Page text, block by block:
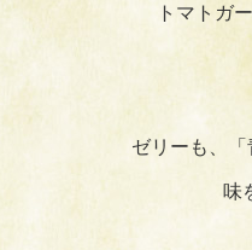
トマトガ
ゼリーも、
味